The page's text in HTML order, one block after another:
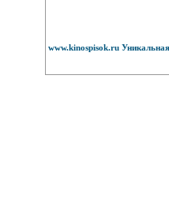
www.kinospisok.ru